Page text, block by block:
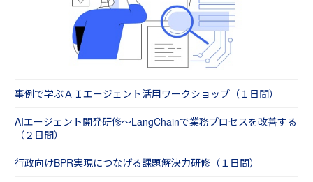
事例で学ぶＡＩエージェント活用ワークショップ（１日間）
AIエージェント開発研修～LangChainで業務プロセスを改善する
（２日間）
行政向けBPR実現につなげる課題解決力研修（１日間）